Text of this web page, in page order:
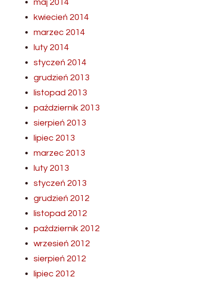
maj 2014
kwiecień 2014
marzec 2014
luty 2014
styczeń 2014
grudzień 2013
listopad 2013
październik 2013
sierpień 2013
lipiec 2013
marzec 2013
luty 2013
styczeń 2013
grudzień 2012
listopad 2012
październik 2012
wrzesień 2012
sierpień 2012
lipiec 2012